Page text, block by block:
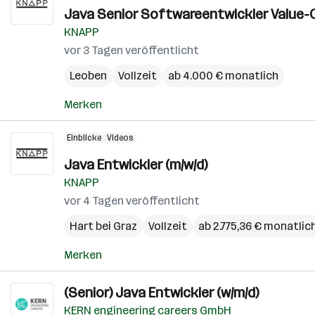
Java Senior Softwareentwickler Value-
KNAPP
vor 3 Tagen veröffentlicht
Leoben
Vollzeit ab 4.000 € monatlich
Merken
Einblicke Videos
Java Entwickler (m/w/d)
KNAPP
vor 4 Tagen veröffentlicht
Hart bei Graz
Vollzeit ab 2.775,36 €
Merken
(Senior) Java Entwickler (w/m/d)
KERN engineering careers GmbH